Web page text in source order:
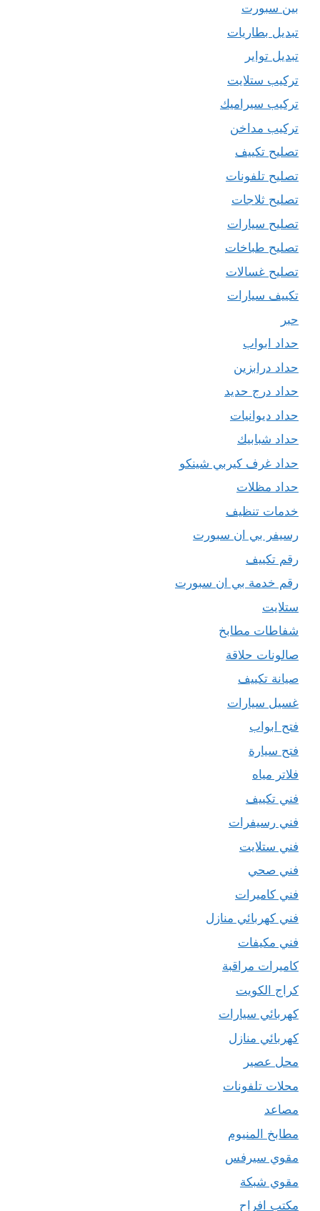
بين سبورت
تبديل بطاريات
تبديل تواير
تركيب ستلايت
تركيب سيراميك
تركيب مداخن
تصليح تكييف
تصليح تلفونات
تصليح ثلاجات
تصليح سيارات
تصليح طباخات
تصليح غسالات
تكييف سيارات
حبر
حداد ابواب
حداد درابزين
حداد درج حديد
حداد ديوانيات
حداد شبابيك
حداد غرف كيربي شينكو
حداد مظلات
خدمات تنظيف
رسيفر بي ان سبورت
رقم تكييف
رقم خدمة بي ان سبورت
ستلايت
شفاطات مطابخ
صالونات حلاقة
صيانة تكييف
غسيل سيارات
فتح ابواب
فتح سيارة
فلاتر مياه
فني تكييف
فني رسيفرات
فني ستلايت
فني صحي
فني كاميرات
فني كهربائي منازل
فني مكيفات
كاميرات مراقبة
كراج الكويت
كهربائي سيارات
كهربائي منازل
محل عصير
محلات تلفونات
مصاعد
مطابخ المنيوم
مقوي سيرفس
مقوي شبكة
مكتب افراح